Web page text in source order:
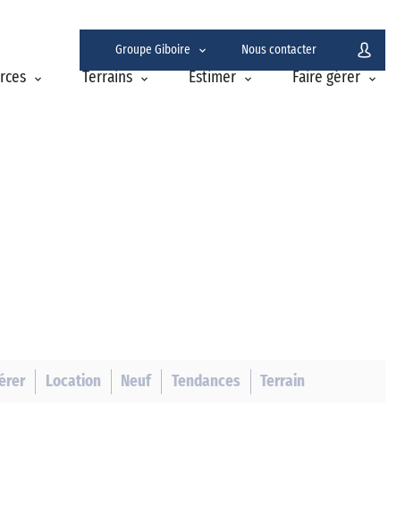
Terrains Estimer Faire gérer
Groupe Giboire Nous contacter
Location Neuf Tendances Terrain